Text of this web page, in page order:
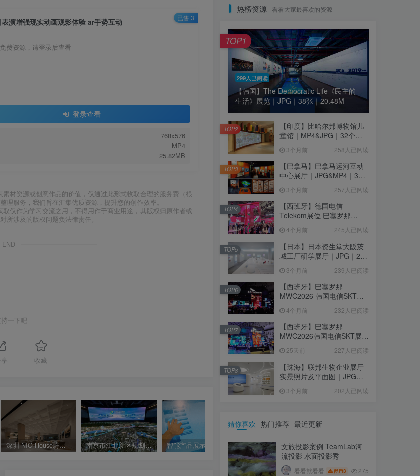
演增强现实动画观影体验 ar手势互动
费资源，请登录后查看
登录查看
768x576
MP4
25.82MB
已售 3
材资源或创意作品的价值，仅通过此形式收取合理的服务费（根
服务，我们旨在汇集优质资源，提升您的创作效率。
仅作为学习交流之用，不得用作于商业用途，其版权归原作者或
所涉及的版权问题负法律责任。
一下吧
收藏
深圳·NIO House蔚来汽车中心（深业上城店）新能源汽车展厅 南京市江北新区规划展览馆（新区市民中心） 2022进博会 爱普生展位设计效果
热榜资源 看看大家最喜欢的资源
299人已阅读
【韩国】The Democratic Life《民主的
生活》展览｜JPG｜38张｜20.48M
TOP1
【印度】比哈尔邦博物馆儿
童馆｜MP4&JPG｜32个｜
3个月前 258人已阅读
TOP2
【巴拿马】巴拿马运河互动
中心展厅｜JPG&MP4｜39
3个月前 257人已阅读
TOP3
【西班牙】德国电信
Telekom展位 巴塞罗那
｜77.42M
4个月前 245人已阅读
TOP4
【日本】日本资生堂大阪茨
城工厂研学展厅｜JPG｜26
3个月前 239人已阅读
TOP5
【西班牙】巴塞罗那
MWC2026 韩国电信SKT展
105.67M
4个月前 232人已阅读
TOP6
【西班牙】巴塞罗那
MWC2026韩国电信SKT展台
个｜16.51M
25天前 227人已阅读
TOP7
【珠海】联邦生物企业展厅
实景照片及平面图｜JPG｜
3个月前 202人已阅读
TOP8
猜你喜欢 热门推荐 最近更新
文旅投影案例 TeamLab河
流投影 水面投影秀
看看就看看 酷币3 275